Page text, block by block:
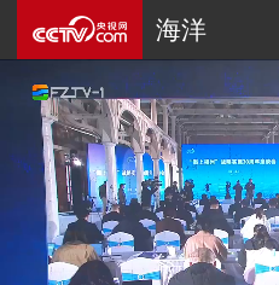
海洋